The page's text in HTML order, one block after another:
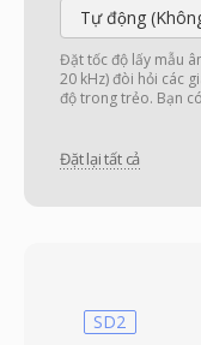
Tự động
Đặt tốc độ lấy mẫu
20 kHz) đòi hỏi các
độ trong trẻo. Bạn
Đặt lại tất cả
SD2